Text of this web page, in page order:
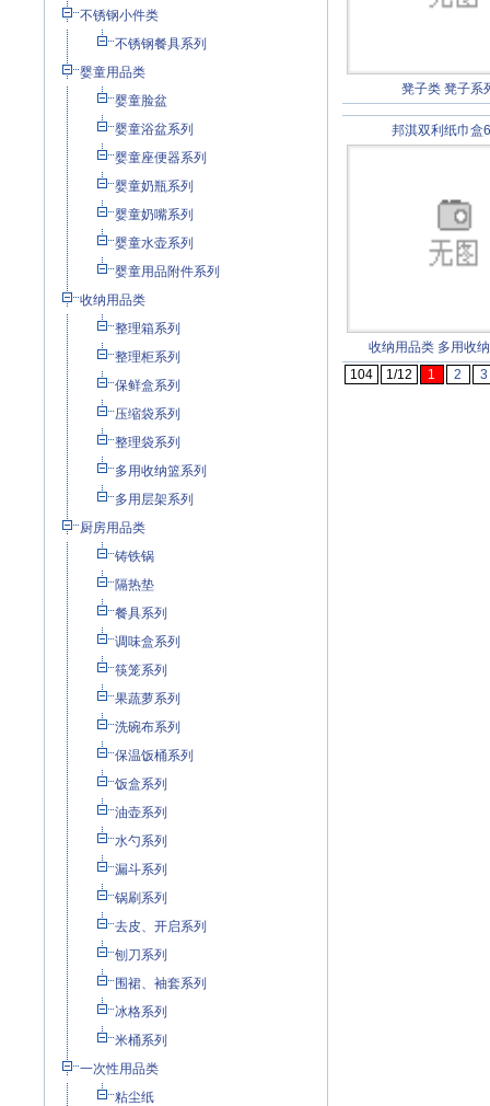
不锈钢小件类
不锈钢餐具系列
婴童用品类
婴童脸盆
婴童浴盆系列
婴童座便器系列
婴童奶瓶系列
婴童奶嘴系列
婴童水壶系列
婴童用品附件系列
收纳用品类
整理箱系列
整理柜系列
保鲜盒系列
压缩袋系列
整理袋系列
多用收纳篮系列
多用层架系列
厨房用品类
铸铁锅
隔热垫
餐具系列
调味盒系列
筷笼系列
果蔬萝系列
洗碗布系列
保温饭桶系列
饭盒系列
油壶系列
水勺系列
漏斗系列
锅刷系列
去皮、开启系列
刨刀系列
围裙、袖套系列
冰格系列
米桶系列
一次性用品类
粘尘纸
凳子类 凳子系
邦淇双利纸巾盒
收纳用品类 多用收
104
1/12 1 2 3